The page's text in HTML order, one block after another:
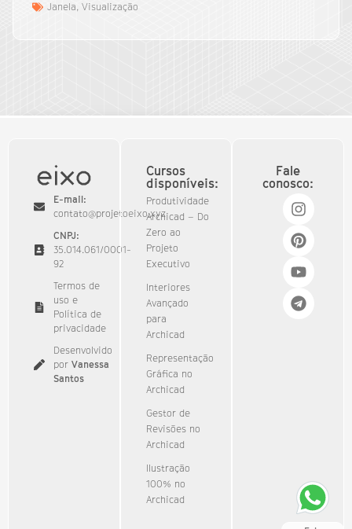
Janela, Visualização
E-mail:
contato@projetoeixo.xyz
CNPJ:
35.014.061/0001-
92​
Termos de
uso e
Política de
privacidade
Desenvolvido
por Vanessa
Santos
Cursos
disponíveis:
Produtividade
Archicad – Do
Zero ao
Projeto
Executivo
Interiores
Avançado
para
Archicad
Representação
Gráfica no
Archicad
Gestor de
Revisões no
Archicad
Ilustração
100% no
Archicad
Fale
conosco: